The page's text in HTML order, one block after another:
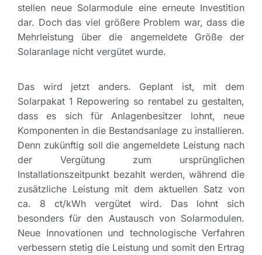
stellen neue Solarmodule eine erneute Investition
dar. Doch das viel größere Problem war, dass die
Mehrleistung über die angemeldete Größe der
Solaranlage nicht vergütet wurde.
Das wird jetzt anders. Geplant ist, mit dem
Solarpakat 1 Repowering so rentabel zu gestalten,
dass es sich für Anlagenbesitzer lohnt, neue
Komponenten in die Bestandsanlage zu installieren.
Denn zukünftig soll die angemeldete Leistung nach
der Vergütung zum ursprünglichen
Installationszeitpunkt bezahlt werden, während die
zusätzliche Leistung mit dem aktuellen Satz von
ca. 8 ct/kWh vergütet wird. Das lohnt sich
besonders für den Austausch von Solarmodulen.
Neue Innovationen und technologische Verfahren
verbessern stetig die Leistung und somit den Ertrag